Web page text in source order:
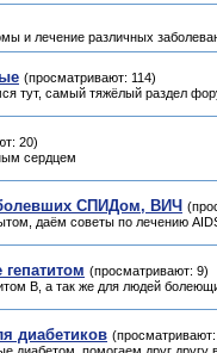
и лечение различных
(просматривают: 114)
тут, самый тяжёлый раздел
20)
сердцем
СПИДом, ВИЧ
даём советы по лечению
(просматривают: 9)
B, а так же для людей
диабетиков